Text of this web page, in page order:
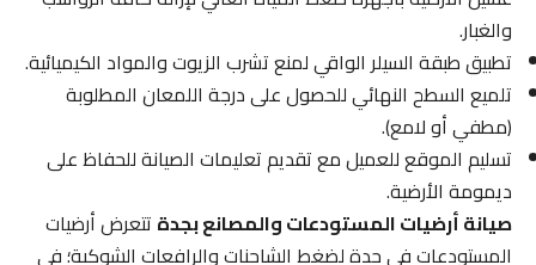
والغبار.
تطبيق طبقة السيلر الواقي لمنع تشرب الزيوت والمواد الكيميائية.
تلميع السطح النهائي للحصول على درجة اللمعان المطلوبة
(مطفي أو لامع).
تسليم الموقع للعميل مع تقديم تعليمات الصيانة للحفاظ على
ديمومة الأرضية.
صيانة أرضيات المستودعات والمصانع بجدةتتعرض أرضيات
المستودعات في جدة لضغط الشاحنات والرافعات الشوكية؛ في